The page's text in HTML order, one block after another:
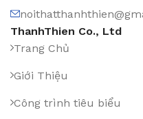
ThanhThien Co., Ltd
Trang Chủ
Giới Thiệu
Công trình tiêu biểu